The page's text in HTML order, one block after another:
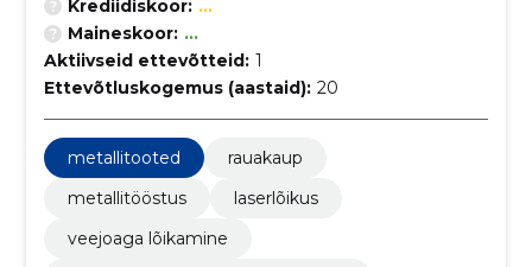
Krediidiskoor: ...
Maineskoor: ...
Aktiivseid ettevõtteid: 1
Ettevõtluskogemus (aastaid): 20
metallitooted
rauakaup
metallitööstus
laserlõikus
veejoaga lõikamine